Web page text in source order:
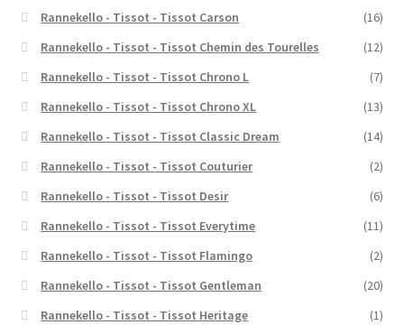
Rannekello - Tissot - Tissot Carson
(16)
Rannekello - Tissot - Tissot Chemin des Tourelles
(12)
Rannekello - Tissot - Tissot Chrono L
(7)
Rannekello - Tissot - Tissot Chrono XL
(13)
Rannekello - Tissot - Tissot Classic Dream
(14)
Rannekello - Tissot - Tissot Couturier
(2)
Rannekello - Tissot - Tissot Desir
(6)
Rannekello - Tissot - Tissot Everytime
(11)
Rannekello - Tissot - Tissot Flamingo
(2)
Rannekello - Tissot - Tissot Gentleman
(20)
Rannekello - Tissot - Tissot Heritage
(1)